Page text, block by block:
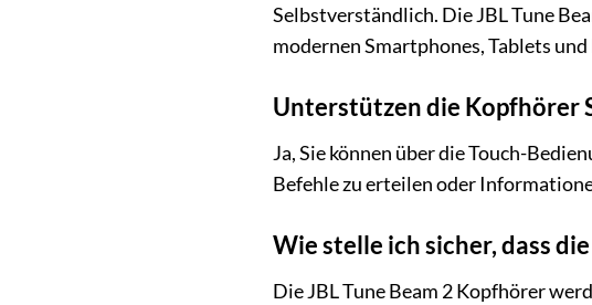
Selbstverständlich. Die JBL Tune
modernen Smartphones, Tablets
Unterstützen die Kopfhörer
Ja, Sie können über die Touch-
Befehle zu erteilen oder
Wie stelle ich sicher, dass
Die JBL Tune Beam 2 Kopfhörer